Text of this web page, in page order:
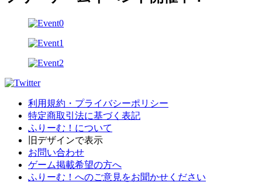
利用規約・プライバシーポリシー
特定商取引法に基づく表記
ふりーむ！について
旧デザインで表示
お問い合わせ
ゲーム掲載希望の方へ
ふりーむ！へのご意見をお聞かせください